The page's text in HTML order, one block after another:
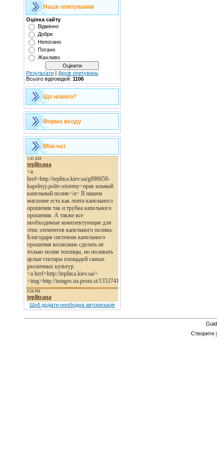
Наше опитування
Оцінка сайту
Відмінно
Добре
Непогано
Погано
Жахливо
Результати | Архів опитувань
Всього відповідей: 1106
Що нового?
Форма входу
Міні-чат
Щоб додати необхідна авторизація
Створити